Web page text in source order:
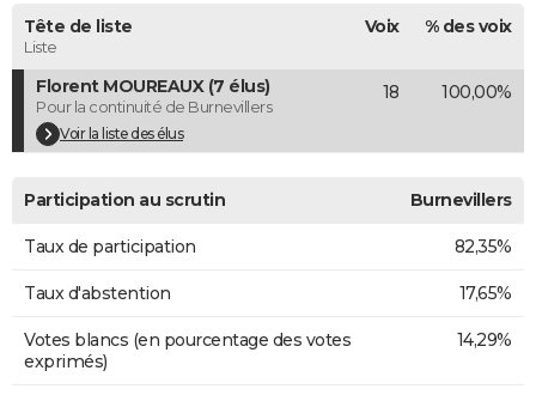
Dictionnaire
Biographies
Citations
Expressions
Proverbes
PROGRAMME TV
COPAINS D'AVANT
S'inscrire
Se connecter
Lycées
Collèges
Primaires
Universités
Entreprises
Service militaire
Avis de recherche
AVIS DE DÉCÈS
Bricolage
Television
Tête de liste
Liste
Voix % des voix
Florent MOUREAUX (7 élus)
Pour la continuité de Burnevillers
Voir la liste des élus
18 100,00%
Participation au scrutin Burnevillers
Taux de participation 82,35%
Taux d'abstention 17,65%
Votes blancs (en pourcentage des votes
exprimés)
14,29%